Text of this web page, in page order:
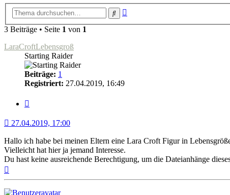
Suche
3 Beiträge • Seite 1 von 1
LaraCroftLebensgroß
Starting Raider
Beiträge: 1
Registriert: 27.04.2019, 16:49
27.04.2019, 17:00
Hallo ich habe bei meinen Eltern eine Lara Croft Figur in
Vielleicht hat hier ja jemand Interesse.
Du hast keine ausreichende Berechtigung, um die Dateianhänge